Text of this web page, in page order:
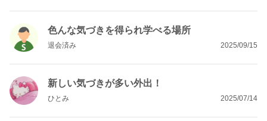
色んな気づきを得られ学べる場所
退会済み 2025/09/15
新しい気づきが多い外出！
ひとみ 2025/07/14